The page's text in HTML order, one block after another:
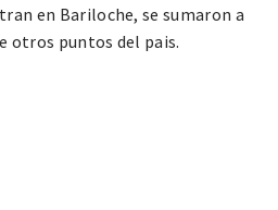
en Bariloche, se sumaron a
otros puntos del pais.